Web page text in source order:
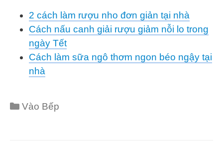
2 cách làm rượu nho đơn giản tại nhà
Cách nấu canh giải rượu giảm nỗi lo trong
ngày Tết
Cách làm sữa ngô thơm ngon béo ngậy tại
nhà
Categories
Vào Bếp